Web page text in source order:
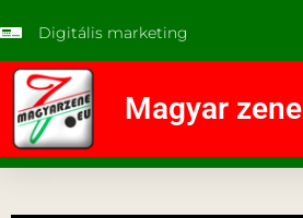
Digitális marketing
Magyar zene